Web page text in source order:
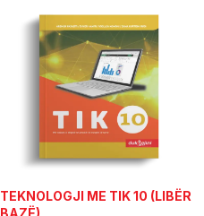
TEKNOLOGJI ME TIK 10 (LIBËR
BAZË)